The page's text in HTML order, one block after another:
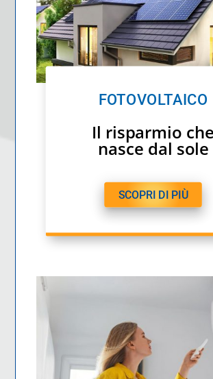
FOTOVOLTAICO
Il risparmio che
nasce dal sole
SCOPRI DI PIÙ